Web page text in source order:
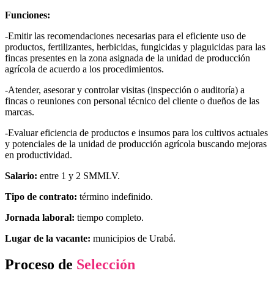
Funciones:
-Emitir las recomendaciones necesarias para el eficiente uso de
productos, fertilizantes, herbicidas, fungicidas y plaguicidas para las
fincas presentes en la zona asignada de la unidad de producción
agrícola de acuerdo a los procedimientos.
-Atender, asesorar y controlar visitas (inspección o auditoría) a
fincas o reuniones con personal técnico del cliente o dueños de las
marcas.
-Evaluar eficiencia de productos e insumos para los cultivos actuales
y potenciales de la unidad de producción agrícola buscando mejoras
en productividad.
Salario: entre 1 y 2 SMMLV.
Tipo de contrato: término indefinido.
Jornada laboral: tiempo completo.
Lugar de la vacante: municipios de Urabá.
Proceso de Selección